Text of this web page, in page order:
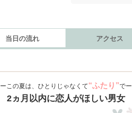
当日の流れ アクセス
ーこの夏は、ひとりじゃなくて“ふたり”でー
2ヵ月以内に恋人がほしい男女